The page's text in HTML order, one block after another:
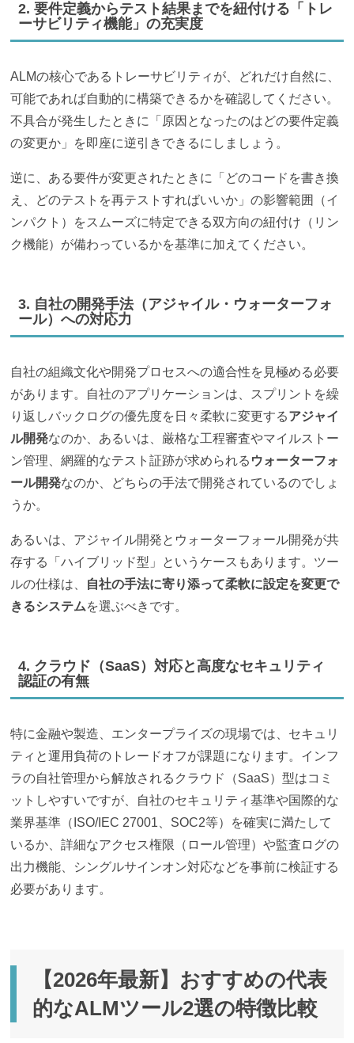
2. 要件定義からテスト結果までを紐付ける「トレ
ーサビリティ機能」の充実度
ALMの核心であるトレーサビリティが、どれだけ自然に、
可能であれば自動的に構築できるかを確認してください。
不具合が発生したときに「原因となったのはどの要件定義
の変更か」を即座に逆引きできるにしましょう。
逆に、ある要件が変更されたときに「どのコードを書き換
え、どのテストを再テストすればいいか」の影響範囲（イ
ンパクト）をスムーズに特定できる双方向の紐付け（リン
ク機能）が備わっているかを基準に加えてください。
3. 自社の開発手法（アジャイル・ウォーターフォ
ール）への対応力
自社の組織文化や開発プロセスへの適合性を見極める必要
があります。自社のアプリケーションは、スプリントを繰
り返しバックログの優先度を日々柔軟に変更するアジャイ
ル開発なのか、あるいは、厳格な工程審査やマイルストー
ン管理、網羅的なテスト証跡が求められる ウォーターフォ
ール開発なのか、どちらの手法で開発されているのでしょ
うか。
あるいは、アジャイル開発とウォーターフォール開発が共
存する「ハイブリッド型」というケースもあります。ツー
ルの仕様は、 自社の手法に寄り添って柔軟に設定を変更で
きるシステムを選ぶべきです。
4. クラウド（SaaS）対応と高度なセキュリティ
認証の有無
特に金融や製造、エンタープライズの現場では、セキュリ
ティと運用負荷のトレードオフが課題になります。インフ
ラの自社管理から解放されるクラウド（SaaS）型はコミ
ットしやすいですが、自社のセキュリティ基準や国際的な
業界基準（ISO/IEC 27001、SOC2等）を確実に満たして
いるか、詳細なアクセス権限（ロール管理）や監査ログの
出力機能、シングルサインオン対応などを事前に検証する
必要があります。
【2026年最新】おすすめの代表
的なALMツール2選の特徴比較